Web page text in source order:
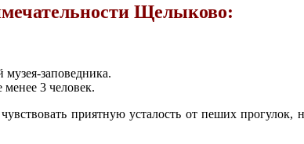
Щелыково:
заповедника.
менее 3 человек.
приятную усталость от пеших прогулок,